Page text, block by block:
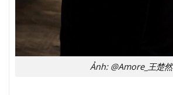
Ảnh: @Amore_王楚然